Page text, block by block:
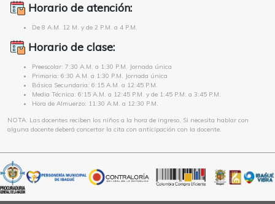
Horario de atención:
De 8 A.M. 12 M. y de 2 P.M. a 4 P.M.
Horario de clase:
Preescolar: 7:30 A.M. a 1:30 P.M. Jornada única
Primaria: 6:30 A.M. a 1:30 P.M. Jornada única
Básica Secundaria: 6:15 A.M. a 12:45 P.M.
Media Técnica: 6:15 A.M. a 12:45 P.M. y de 1:45 P.M. a 3:45 P.M.
Hora de Almuerzo: 11:30 A.M. a 12:30 P.M.
NOTA: Las docentes reciben los niños a la hora de ingreso. Si necesita hablar con
alguna docente deberá concertar la cita con anticipación con la docente.